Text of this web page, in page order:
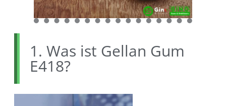
1. Was ist Gellan Gum
E418?